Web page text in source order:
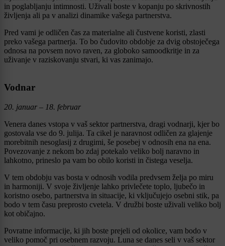
in poglabljanju intimnosti. Uživali boste v kopanju po skrivnostih
življenja ali pa v analizi dinamike vašega partnerstva.
Pred vami je odličen čas za materialne ali čustvene koristi, zlasti
preko vašega partnerja. To bo čudovito obdobje za dvig obstoječega
odnosa na povsem novo raven, za globoko samoodkritje in za
uživanje v raziskovanju stvari, ki vas zanimajo.
Vodnar
20. januar – 18. februar
Venera danes vstopa v vaš sektor partnerstva, dragi vodnarji, kjer bo
gostovala vse do 9. julija. Ta cikel je naravnost odličen za glajenje
morebitnih nesoglasij z drugimi, še posebej v odnosih ena na ena.
Povezovanje z nekom bo zdaj potekalo veliko bolj naravno in
lahkotno, prineslo pa vam bo obilo koristi in čistega veselja.
V tem obdobju vas bosta v odnosih vodila predvsem želja po miru
in harmoniji. V svoje življenje lahko privlečete toplo, ljubečo in
koristno osebo, partnerstva in situacije, ki vključujejo osebni stik, pa
bodo v tem času preprosto cvetela. V družbi boste uživali veliko bolj
kot običajno.
Povratne informacije, ki jih boste prejeli od okolice, vam bodo v
veliko pomoč pri osebnem razvoju. Luna se danes seli v vaš sektor